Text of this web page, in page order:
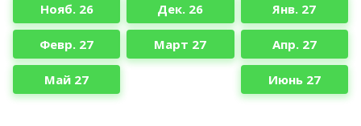
Нояб. 26 Дек. 26 Янв. 27
Февр. 27 Март 27 Апр. 27
Май 27 Июнь 27